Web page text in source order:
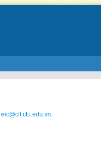
eic@cit.ctu.edu.vn.